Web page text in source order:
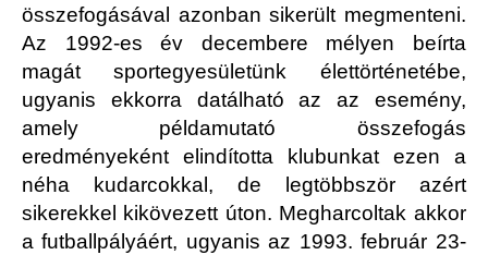
összefogásával azonban sikerült megmenteni.
Az 1992-es év decembere mélyen beírta
magát sportegyesületünk élettörténetébe,
ugyanis ekkorra datálható az az esemény,
amely példamutató összefogás
eredményeként elindította klubunkat ezen a
néha kudarcokkal, de legtöbbször azért
sikerekkel kikövezett úton. Megharcoltak akkor
a futballpályáért, ugyanis az 1993. február 23-